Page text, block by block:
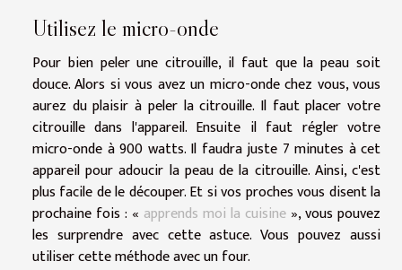
Utilisez le micro-onde
Pour bien peler une citrouille, il faut que la peau soit
douce. Alors si vous avez un micro-onde chez vous, vous
aurez du plaisir à peler la citrouille. Il faut placer votre
citrouille dans l'appareil. Ensuite il faut régler votre
micro-onde à 900 watts. Il faudra juste 7 minutes à cet
appareil pour adoucir la peau de la citrouille. Ainsi, c'est
plus facile de le découper. Et si vos proches vous disent la
prochaine fois : « apprends moi la cuisine », vous pouvez
les surprendre avec cette astuce. Vous pouvez aussi
utiliser cette méthode avec un four.